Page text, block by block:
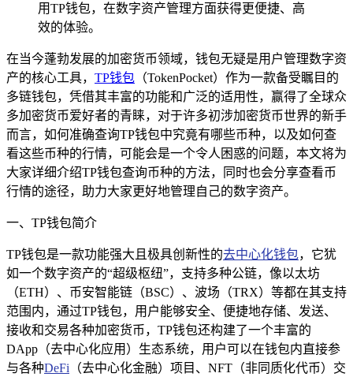
用TP钱包，在数字资产管理方面获得更便捷、高
效的体验。
在当今蓬勃发展的加密货币领域，钱包无疑是用户管理数字资
产的核心工具， TP钱包 （TokenPocket）作为一款备受瞩目的
多链钱包，凭借其丰富的功能和广泛的适用性，赢得了全球众
多加密货币爱好者的青睐，对于许多初涉加密货币世界的新手
而言，如何准确查询TP钱包中究竟有哪些币种，以及如何查
看这些币种的行情，可能会是一个令人困惑的问题，本文将为
大家详细介绍TP钱包查询币种的方法，同时也会分享查看币
行情的途径，助力大家更好地管理自己的数字资产。
一、TP钱包简介
TP钱包是一款功能强大且极具创新性的去中心化钱包，它犹
如一个数字资产的“超级枢纽”，支持多种公链，像以太坊
（ETH）、币安智能链（BSC）、波场（TRX）等都在其支持
范围内，通过TP钱包，用户能够安全、便捷地存储、发送、
接收和交易各种加密货币，TP钱包还构建了一个丰富的
DApp（去中心化应用）生态系统，用户可以在钱包内直接参
与各种DeFi （去中心化金融）项目、NFT（非同质化代币）交